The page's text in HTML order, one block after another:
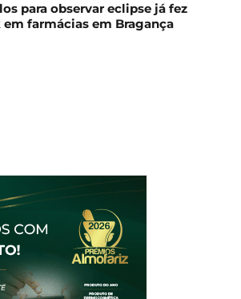
para observar eclipse já fez
farmácias em Bragança